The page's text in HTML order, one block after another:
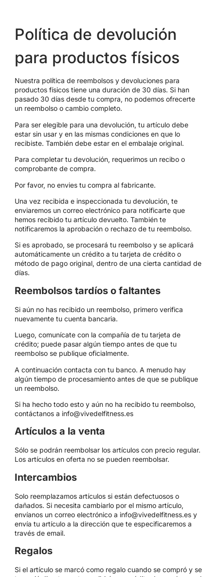
Política de devolución
para productos físicos
Nuestra política de reembolsos y devoluciones para
productos físicos tiene una duración de 30 días. Si han
pasado 30 días desde tu compra, no podemos ofrecerte
un reembolso o cambio completo.
Para ser elegible para una devolución, tu artículo debe
estar sin usar y en las mismas condiciones en que lo
recibiste. También debe estar en el embalaje original.
Para completar tu devolución, requerimos un recibo o
comprobante de compra.
Por favor, no envies tu compra al fabricante.
Una vez recibida e inspeccionada tu devolución, te
enviaremos un correo electrónico para notificarte que
hemos recibido tu artículo devuelto. También te
notificaremos la aprobación o rechazo de tu reembolso.
Si es aprobado, se procesará tu reembolso y se aplicará
automáticamente un crédito a tu tarjeta de crédito o
método de pago original, dentro de una cierta cantidad de
días.
Reembolsos tardíos o faltantes
Si aún no has recibido un reembolso, primero verifica
nuevamente tu cuenta bancaria.
Luego, comunícate con la compañía de tu tarjeta de
crédito; puede pasar algún tiempo antes de que tu
reembolso se publique oficialmente.
A continuación contacta con tu banco. A menudo hay
algún tiempo de procesamiento antes de que se publique
un reembolso.
Si ha hecho todo esto y aún no ha recibido tu reembolso,
contáctanos a info@vivedelfitness.es
Artículos a la venta
Sólo se podrán reembolsar los artículos con precio regular.
Los artículos en oferta no se pueden reembolsar.
Intercambios
Solo reemplazamos artículos si están defectuosos o
dañados. Si necesita cambiarlo por el mismo artículo,
envíanos un correo electrónico a info@vivedelfitness.es y
envía tu artículo a la dirección que te especificaremos a
través de email.
Regalos
Si el artículo se marcó como regalo cuando se compró y se